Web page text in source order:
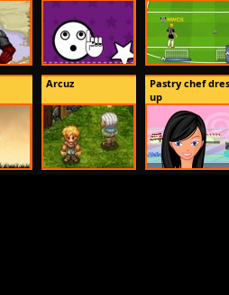
Arcuz
Pastry chef
up